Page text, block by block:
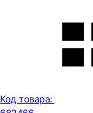
Код товара: